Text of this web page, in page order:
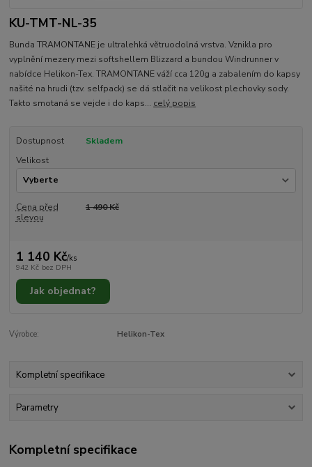
KU-TMT-NL-35
Bunda TRAMONTANE je ultralehká větruodolná vrstva. Vznikla pro
vyplnění mezery mezi softshellem Blizzard a bundou Windrunner v
nabídce Helikon-Tex. TRAMONTANE váží cca 120g a zabalením do kapsy
našité na hrudi (tzv. selfpack) se dá stlačit na velikost plechovky sody.
Takto smotaná se vejde i do kaps... celý popis
Dostupnost
Skladem
Velikost
Cena před
slevou
1 490 Kč
1 140 Kč/ks
942 Kč bez DPH
Jak objednat?
Výrobce: Helikon-Tex
Kompletní specifikace
Parametry
Kompletní specifikace